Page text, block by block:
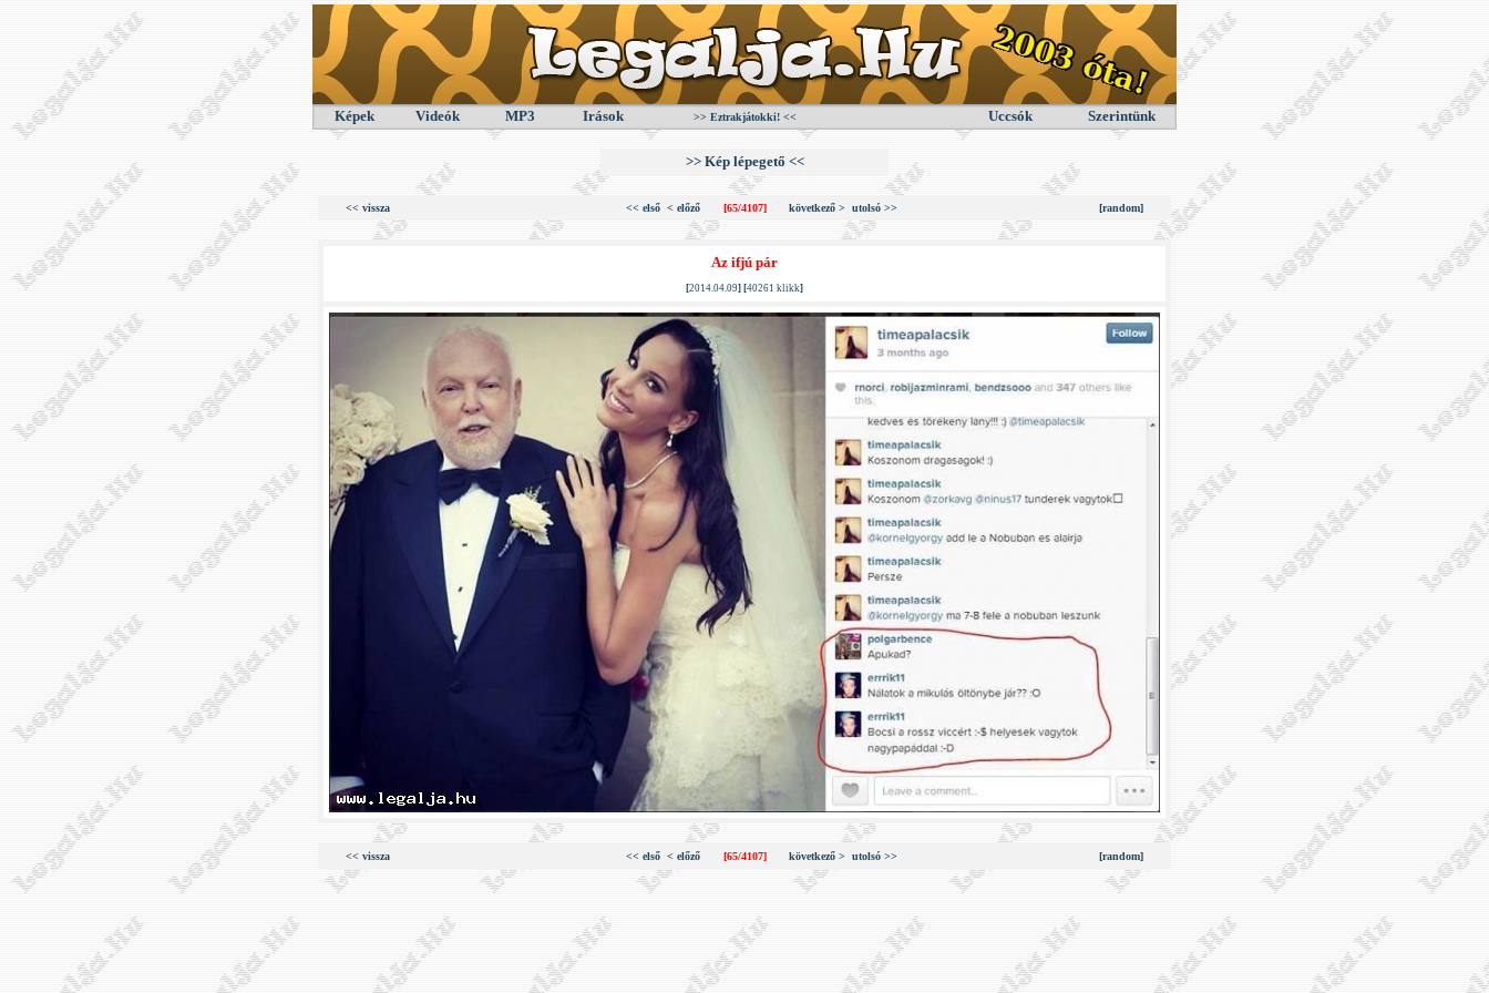
Képek Videók MP3 Irások >> Eztrakjátokki! << Uccsók Szerintünk
>> Kép lépegető <<
<< vissza << első < előző [65/4107] következő > utolsó >> [random]
Az ifjú pár
[2014.04.09] [40261 klikk]
<< vissza << első < előző [65/4107] következő > utolsó >> [random]